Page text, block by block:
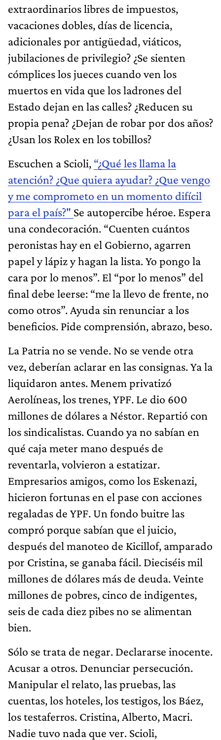
extraordinarios libres de impuestos,
vacaciones dobles, días de licencia,
adicionales por antigüedad, viáticos,
jubilaciones de privilegio? ¿Se sienten
cómplices los jueces cuando ven los
muertos en vida que los ladrones del
Estado dejan en las calles? ¿Reducen su
propia pena? ¿Dejan de robar por dos años?
¿Usan los Rolex en los tobillos?
Escuchen a Scioli, “¿Qué les llama la
atención? ¿Que quiera ayudar? ¿Que vengo
y me comprometo en un momento difícil
para el país?" Se autopercibe héroe. Espera
una condecoración. “Cuenten cuántos
peronistas hay en el Gobierno, agarren
papel y lápiz y hagan la lista. Yo pongo la
cara por lo menos”. El “por lo menos” del
final debe leerse: “me la llevo de frente, no
como otros”. Ayuda sin renunciar a los
beneficios. Pide comprensión, abrazo, beso.
La Patria no se vende. No se vende otra
vez, deberían aclarar en las consignas. Ya la
liquidaron antes. Menem privatizó
Aerolíneas, los trenes, YPF. Le dio 600
millones de dólares a Néstor. Repartió con
los sindicalistas. Cuando ya no sabían en
qué caja meter mano después de
reventarla, volvieron a estatizar.
Empresarios amigos, como los Eskenazi,
hicieron fortunas en el pase con acciones
regaladas de YPF. Un fondo buitre las
compró porque sabían que el juicio,
después del manoteo de Kicillof, amparado
por Cristina, se ganaba fácil. Dieciséis mil
millones de dólares más de deuda. Veinte
millones de pobres, cinco de indigentes,
seis de cada diez pibes no se alimentan
bien.
Sólo se trata de negar. Declararse inocente.
Acusar a otros. Denunciar persecución.
Manipular el relato, las pruebas, las
cuentas, los hoteles, los testigos, los Báez,
los testaferros. Cristina, Alberto, Macri.
Nadie tuvo nada que ver. Scioli,